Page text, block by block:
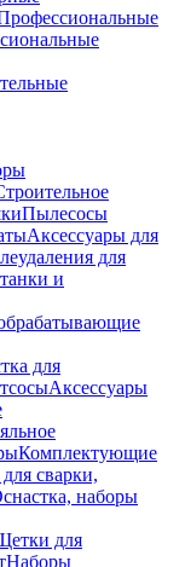
Пылесосы
Аксессуары для
для
и
для
Аксессуары
Комплектующие
сварки,
наборы
для
Наборы